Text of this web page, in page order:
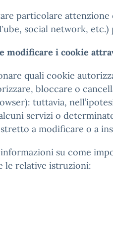
particolare
social network,
modificare i cookie
quali cookie
bloccare o
tuttavia,
servizi o
a modificare o a
su come
le relative istruzioni: